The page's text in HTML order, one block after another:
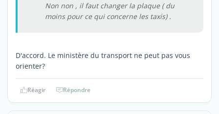
Non non , il faut changer la plaque ( du
moins pour ce qui concerne les taxis) .
D'accord. Le ministère du transport ne peut pas vous
orienter?
Réagir Répondre